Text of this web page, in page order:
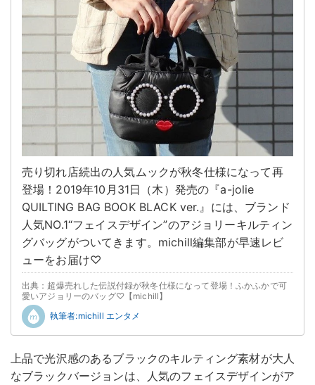
売り切れ店続出の人気ムックが秋冬仕様になって再
登場！2019年10月31日（木）発売の『a-jolie
QUILTING BAG BOOK BLACK ver.』には、ブランド
人気NO.1“フェイスデザイン”のアジョリーキルティン
グバッグがついてきます。michill編集部が早速レビ
ューをお届け♡
出典：超爆売れした伝説付録が秋冬仕様になって登場！ふかふかで可
愛いアジョリーのバッグ♡【michill】
執筆者:michill エンタメ
上品で光沢感のあるブラックのキルティング素材が大人
なブラックバージョンは、人気のフェイスデザインがア